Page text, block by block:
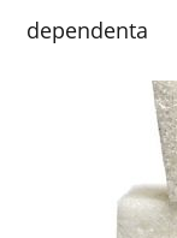
dependenta